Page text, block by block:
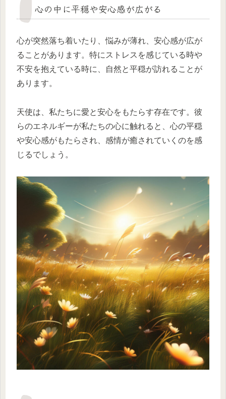
心の中に平穏や安心感が広がる
心が突然落ち着いたり、悩みが薄れ、安心感が広が
ることがあります。特にストレスを感じている時や
不安を抱えている時に、自然と平穏が訪れることが
あります。
天使は、私たちに愛と安心をもたらす存在です。彼
らのエネルギーが私たちの心に触れると、心の平穏
や安心感がもたらされ、感情が癒されていくのを感
じるでしょう。